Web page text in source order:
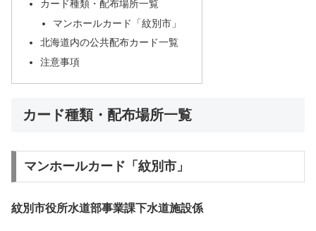
カード種類・配布場所一覧
マンホールカード「紋別市」
北海道内の公共配布カード一覧
注意事項
カード種類・配布場所一覧
マンホールカード「紋別市」
紋別市役所水道部事業課下水道施設係